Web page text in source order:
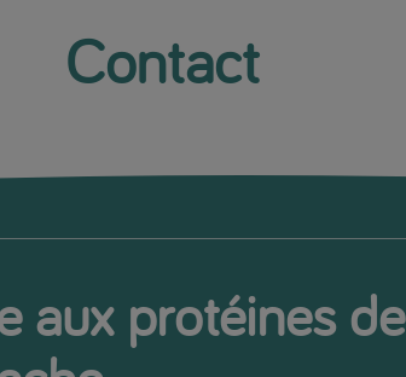
Contact
aux protéines de